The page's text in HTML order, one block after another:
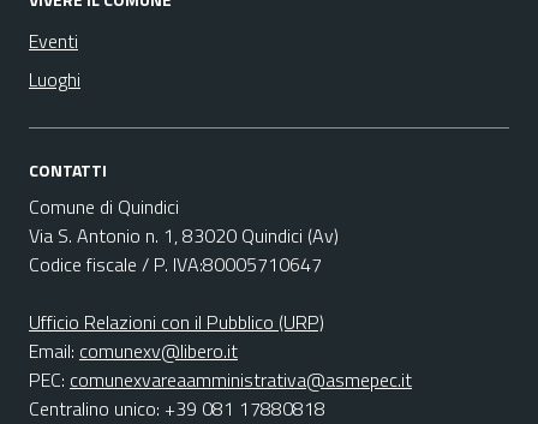
Eventi
Luoghi
CONTATTI
Comune di Quindici
Via S. Antonio n. 1, 83020 Quindici (Av)
Codice fiscale / P. IVA:80005710647
Ufficio Relazioni con il Pubblico (URP)
Email: comunexv@libero.it
PEC: comunexvareaamministrativa@asmepec.it
Centralino unico: +39 081 17880818